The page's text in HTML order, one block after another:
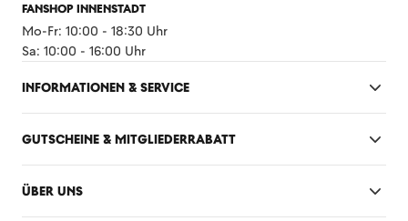
FANSHOP INNENSTADT
Mo-Fr: 10:00 - 18:30 Uhr
Sa: 10:00 - 16:00 Uhr
INFORMATIONEN & SERVICE
GUTSCHEINE & MITGLIEDERRABATT
ÜBER UNS